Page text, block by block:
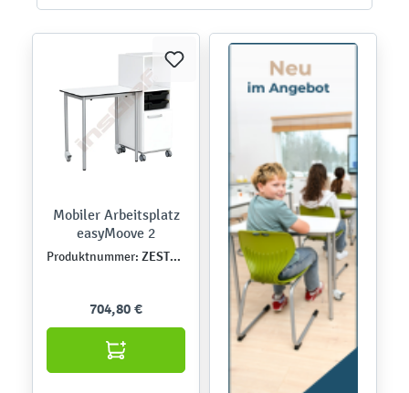
Mobiler Arbeitsplatz
easyMoove 2
Produktnummer: ZEST5519
704,80 €